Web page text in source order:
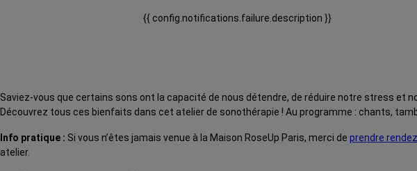
{{ config.notifications.failure.description }}
Saviez-vous que certains sons ont la capacité de nous détendre, de réduire notre stress et
Découvrez tous ces bienfaits dans cet atelier de sonothérapie ! Au programme : chants,
Info pratique : Si vous n’êtes jamais venue à la Maison RoseUp Paris, merci de prendre
atelier.